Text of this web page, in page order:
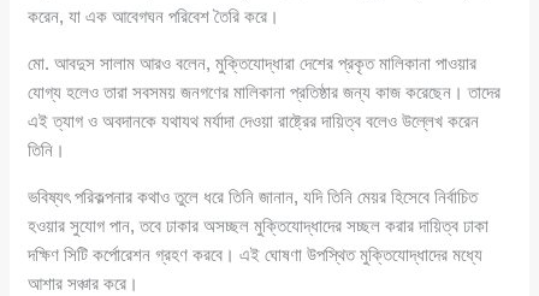
করেন, যা এক আবেগঘন পরিবেশ তৈরি করে।
মো. আবদুস সালাম আরও বলেন, মুক্তিযোদ্ধারা দেশের প্রকৃত মালিকানা পাওয়ার
যোগ্য হলেও তারা সবসময় জনগণের মালিকানা প্রতিষ্ঠার জন্য কাজ করেছেন। তাদের
এই ত্যাগ ও অবদানকে যথাযথ মর্যাদা দেওয়া রাষ্ট্রের দায়িত্ব বলেও উল্লেখ করেন
তিনি।
ভবিষ্যৎ পরিকল্পনার কথাও তুলে ধরে তিনি জানান, যদি তিনি মেয়র হিসেবে নির্বাচিত
হওয়ার সুযোগ পান, তবে ঢাকার অসচ্ছল মুক্তিযোদ্ধাদের সচ্ছল করার দায়িত্ব ঢাকা
দক্ষিণ সিটি কর্পোরেশন গ্রহণ করবে। এই ঘোষণা উপস্থিত মুক্তিযোদ্ধাদের মধ্যে
আশার সঞ্চার করে।